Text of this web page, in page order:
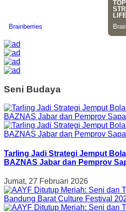
Seni Budaya
Tarling Jadi Strategi Jemput
BAZNAS Jabar dan Pemprov
Jumat, 27 Februari 2026